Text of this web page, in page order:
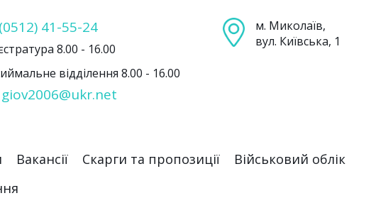
(0512) 41-55-24
8.00 - 16.00
відділення 8.00 - 16.00
giov2006@ukr.net
м. Миколаїв,
вул. Київська, 1
Вакансії Скарги та пропозиції
Військовий облік